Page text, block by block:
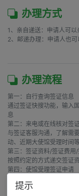
办理方式
1、亲自递送：申请人可以
2、邮递办理：申请人也可
办理流程
第一：自行查询签证信息
通过签证快搜功能，输入
息
第二：来电或在线核对签
与签证客服沟通，了解需
动、近期大使馆受理时间
第三：签证资料/签证费用
按照约定的方式递交签证
第四：使馆受理签证申请
后第一个使馆工作日前往
提示